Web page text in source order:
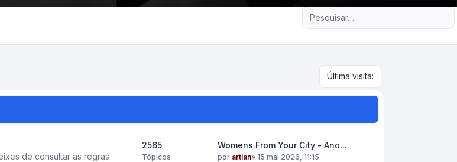
Pesquisa avançada
Última visita:
de consultar as regras
2565
Tópicos
Womens From Your City - Ano...
por artian» 15 mai 2026, 11:15